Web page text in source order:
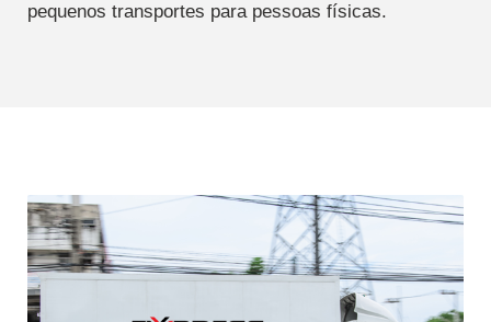
pequenos transportes para pessoas físicas.